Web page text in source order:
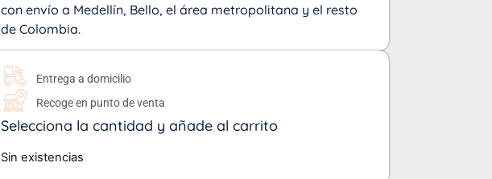
con envío a Medellín, Bello, el área metropolitana y el resto
de Colombia.
Entrega a domicilio
Recoge en punto de venta
Selecciona la cantidad y añade al carrito
Sin existencias